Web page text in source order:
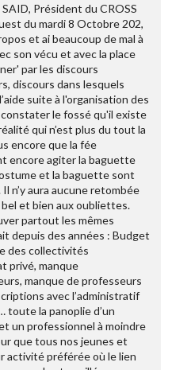
Président du CROSS
du mardi 8 Octobre 202,
et ai beaucoup de mal à
son vécu et avec la place
par les discours
discours dans lesquels
suite à l'organisation des
le fossé qu'il existe
qui n’est plus du tout la
encore que la fée
encore agiter la baguette
et la baguette sont
n’y aura aucune retombée
et bien aux oubliettes.
partout les mêmes
depuis des années : Budget
des collectivités
privé, manque
manque de professeurs
avec l’administratif
toute la panoplie d’un
un professionnel à moindre
que tous nos jeunes et
activité préférée où le lien